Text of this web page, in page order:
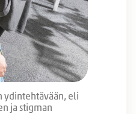
ydintehtävään, eli
ja stigman